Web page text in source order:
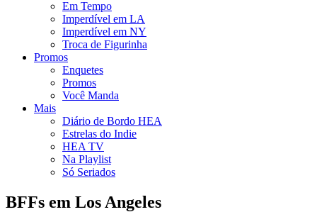
Em Tempo
Imperdível em LA
Imperdível em NY
Troca de Figurinha
Promos
Enquetes
Promos
Você Manda
Mais
Diário de Bordo HEA
Estrelas do Indie
HEA TV
Na Playlist
Só Seriados
BFFs em Los Angeles